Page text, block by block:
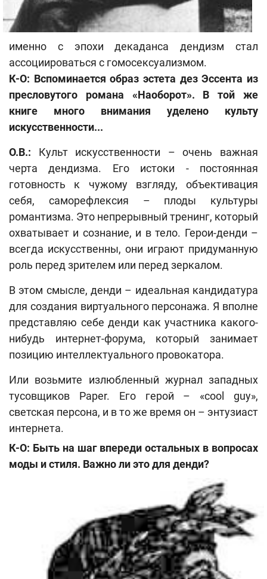
именно с эпохи декаданса дендизм стал
ассоциироваться с гомосексуализмом.
К-О: Вспоминается образ эстета дез Эссента из
пресловутого романа «Наоборот». В той же
книге много внимания уделено культу
искусственности...
О.В.: Культ искусственности – очень важная
черта дендизма. Его истоки - постоянная
готовность к чужому взгляду, объективация
себя, саморефлексия – плоды культуры
романтизма. Это непрерывный тренинг, который
охватывает и сознание, и в тело. Герои-денди –
всегда искусственны, они играют придуманную
роль перед зрителем или перед зеркалом.
В этом смысле, денди – идеальная кандидатура
для создания виртуального персонажа. Я вполне
представляю себе денди как участника какого-
нибудь интернет-форума, который занимает
позицию интеллектуального провокатора.
Или возьмите излюбленный журнал западных
тусовщиков Paper. Его герой – «cool guy»,
светская персона, и в то же время он – энтузиаст
интернета.
К-О: Быть на шаг впереди остальных в вопросах
моды и стиля. Важно ли это для денди?